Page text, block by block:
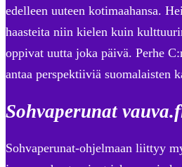
edelleen uuteen kotimaahansa.
haasteita niin kielen kuin
oppivat uutta joka päivä. Perhe
antaa perspektiiviä suomalaisten
Sohvaperunat
Sohvaperunat-ohjelmaan liittyy